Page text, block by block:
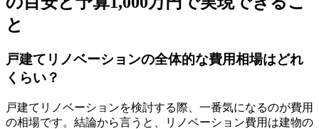
と
戸建てリノベーションの全体的な費用相場はどれ
くらい？
戸建てリノベーションを検討する際、一番気になるのが費用
の相場です。結論から言うと、リノベーション費用は建物の